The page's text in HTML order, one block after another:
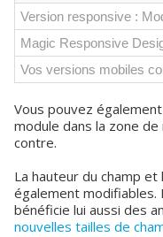
Version responsive :
Magic Responsive
Vos versions mobiles
Vous pouvez également choisir d'afficher l'en-tête de votre
module dans la zone
contre.
La hauteur du champ
également modifiables.
bénéficie lui aussi des
nouvelles tailles de